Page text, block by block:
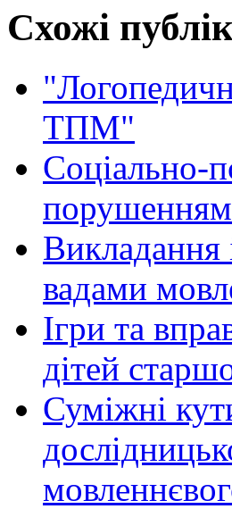
Схожі
ТПМ"
Соціально-
Викладання
вадами
Ігри та
дітей
Суміжні